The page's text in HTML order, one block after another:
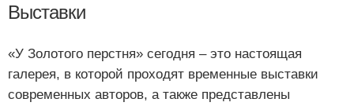
Выставки
«У Золотого перстня» сегодня – это настоящая
галерея, в которой проходят временные выставки
современных авторов, а также представлены